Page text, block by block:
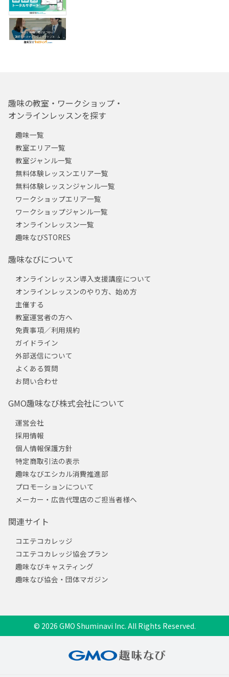
趣味の教室・ワークショップ・
オンラインレッスンを探す
趣味一覧
教室エリア一覧
教室ジャンル一覧
無料体験レッスンエリア一覧
無料体験レッスンジャンル一覧
ワークショップエリア一覧
ワークショップジャンル一覧
オンラインレッスン一覧
趣味なびSTORES
趣味なびについて
オンラインレッスン導入支援講座について
オンラインレッスンのやり方、始め方
主催する
教室運営者の方へ
免責事項／利用規約
ガイドライン
外部送信について
よくある質問
お問い合わせ
GMO趣味なび株式会社について
運営会社
採用情報
個人情報保護方針
特定商取引法の表示
趣味なびエシカル消費推進部
プロモーションについて
メーカー・広告代理店のご担当者様へ
関連サイト
コエテコカレッジ
コエテコカレッジ協会プラン
趣味なびキャスティング
趣味なび協会・団体マガジン
© 2026 GMO Shuminavi Inc. All Rights Reserved.